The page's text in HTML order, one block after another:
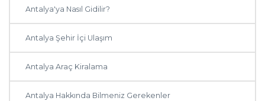
Antalya'ya Nasıl Gidilir?
Antalya Şehir İçi Ulaşım
Antalya Araç Kiralama
Antalya Hakkında Bilmeniz Gerekenler